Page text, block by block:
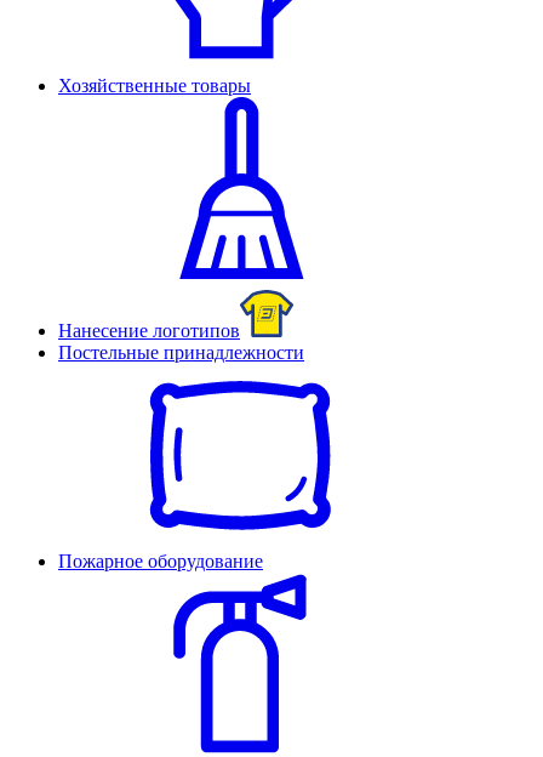
Хозяйственные товары
Нанесение логотипов
Постельные принадлежности
Пожарное оборудование